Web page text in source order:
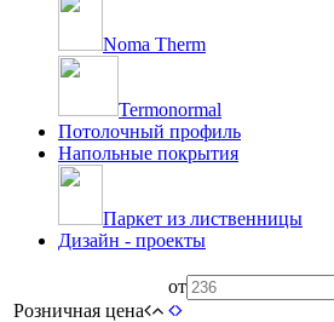
Noma Therm
Termonormal
Потолочный профиль
Напольные покрытия
Паркет из лиственницы
Дизайн - проекты
Розничная цена
от